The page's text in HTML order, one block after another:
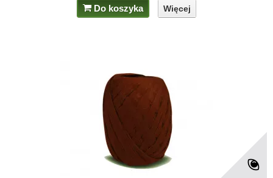
Do koszyka Więcej